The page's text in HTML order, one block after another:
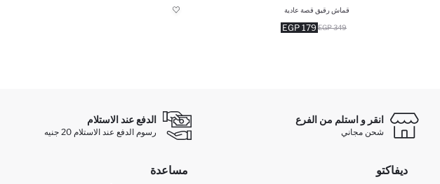
قماش رقيق قصة عادية
179 EGP 349 EGP
انقر و استلم من الفرع
شحن مجاني
الدفع عند الاستلام
رسوم الدفع عند الاستلام 20 جنيه
ديفاكتو مساعدة